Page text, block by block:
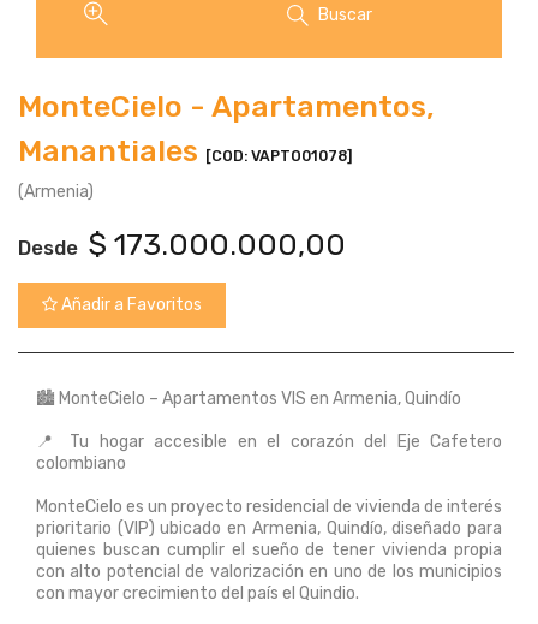
Buscar
MonteCielo - Apartamentos,
Manantiales [COD: VAPTO01078]
(Armenia)
Desde $ 173.000.000,00
Añadir a Favoritos
🏙️ MonteCielo – Apartamentos VIS en Armenia, Quindío
📍 Tu hogar accesible en el corazón del Eje Cafetero
colombiano
MonteCielo es un proyecto residencial de vivienda de interés
prioritario (VIP) ubicado en Armenia, Quindío, diseñado para
quienes buscan cumplir el sueño de tener vivienda propia
con alto potencial de valorización en uno de los municipios
con mayor crecimiento del país el Quindio.